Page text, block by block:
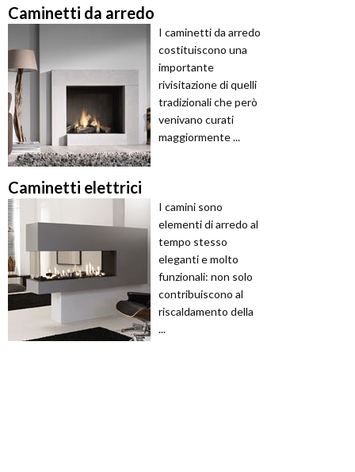
Caminetti da arredo
I caminetti da arredo
costituiscono una
importante
rivisitazione di quelli
tradizionali che però
venivano curati
maggiormente ...
Caminetti elettrici
I camini sono
elementi di arredo al
tempo stesso
eleganti e molto
funzionali: non solo
contribuiscono al
riscaldamento della
...